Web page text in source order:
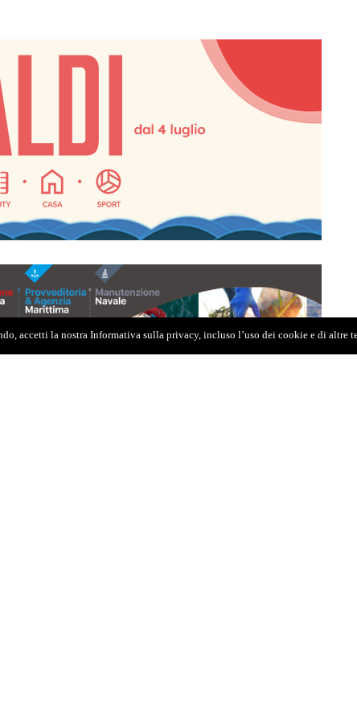
accetti la nostra Informativa sulla privacy, incluso l’uso dei cookie e di altre